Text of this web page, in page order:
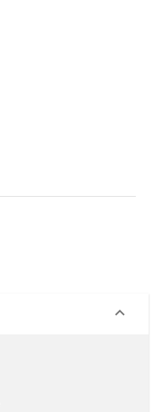
keyboard_arrow_down